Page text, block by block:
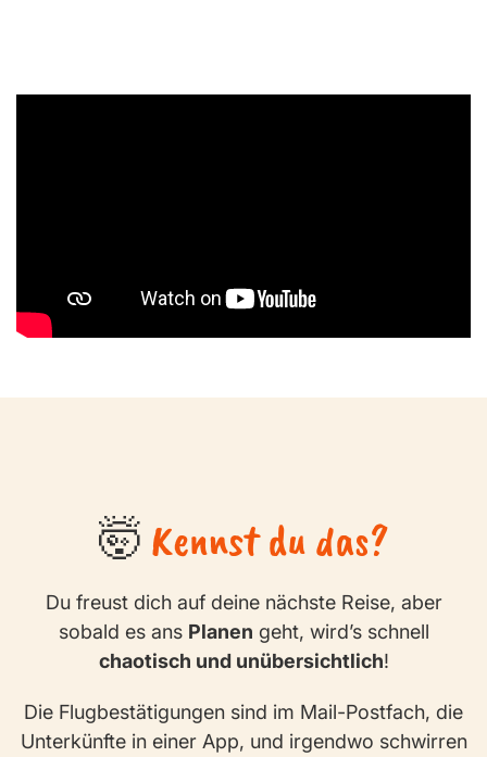
🤯 Kennst du das?
Du freust dich auf deine nächste Reise, aber
sobald es ans Planen geht, wird’s schnell
chaotisch und unübersichtlich!
Die Flugbestätigungen sind im Mail-Postfach, die
Unterkünfte in einer App, und irgendwo schwirren